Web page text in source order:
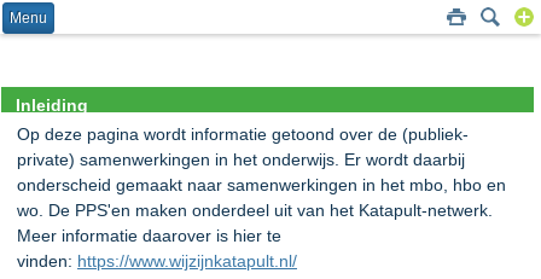
Menu
Inleiding
Op deze pagina wordt informatie getoond over de (publiek-
private) samenwerkingen in het onderwijs. Er wordt daarbij
onderscheid gemaakt naar samenwerkingen in het mbo, hbo en
wo. De PPS'en maken onderdeel uit van het Katapult-netwerk.
Meer informatie daarover is hier te
vinden: https://www.wijzijnkatapult.nl/